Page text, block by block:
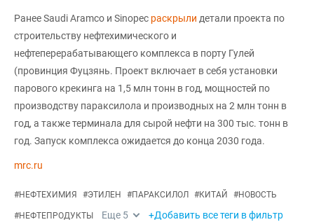
Ранее Saudi Aramco и Sinopec раскрыли детали проекта по
строительству нефтехимического и
нефтеперерабатывающего комплекса в порту Гулей
(провинция Фуцзянь. Проект включает в себя установки
парового крекинга на 1,5 млн тонн в год, мощностей по
производству параксилола и производных на 2 млн тонн в
год, а также терминала для сырой нефти на 300 тыс. тонн в
год. Запуск комплекса ожидается до конца 2030 года.
mrc.ru
#НЕФТЕХИМИЯ #ЭТИЛЕН #ПАРАКСИЛОЛ #КИТАЙ #НОВОСТЬ
#НЕФТЕПРОДУКТЫ Еще 5 +Добавить все теги в фильтр